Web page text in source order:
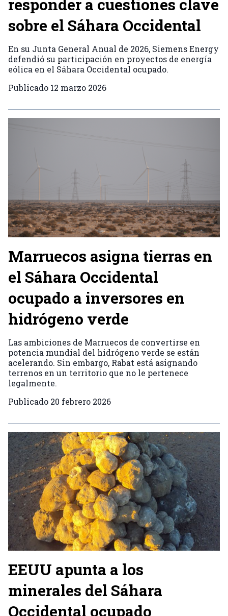
responder a cuestiones clave
sobre el Sáhara Occidental
En su Junta General Anual de 2026, Siemens Energy
defendió su participación en proyectos de energía
eólica en el Sáhara Occidental ocupado.
Publicado 12 marzo 2026
Marruecos asigna tierras en
el Sáhara Occidental
ocupado a inversores en
hidrógeno verde
Las ambiciones de Marruecos de convertirse en
potencia mundial del hidrógeno verde se están
acelerando. Sin embargo, Rabat está asignando
terrenos en un territorio que no le pertenece
legalmente.
Publicado 20 febrero 2026
EEUU apunta a los
minerales del Sáhara
Occidental ocupado